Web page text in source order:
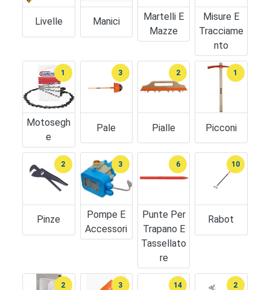
Livelle Manici
Martelli E
Mazze
Misure E
Tracciame
Nto
Motosegh
E
1
Pale
3
Pialle
2
Picconi
1
Pinze
2
Pompe E
Accessori
3
Punte Per
Trapano E
Tassellato
Re
6
Rabot
10
2 3 14 2